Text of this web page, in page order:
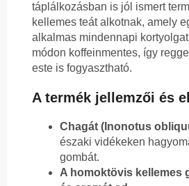
táplálkozásban is jól ismert
kellemes teát alkotnak, amely
alkalmas mindennapi
módon koffeinmentes, így
este is fogyasztható.
A termék jellemzői és
Chagát (Inonotus
északi vidékeken
gombát.
A homoktövis kellemes